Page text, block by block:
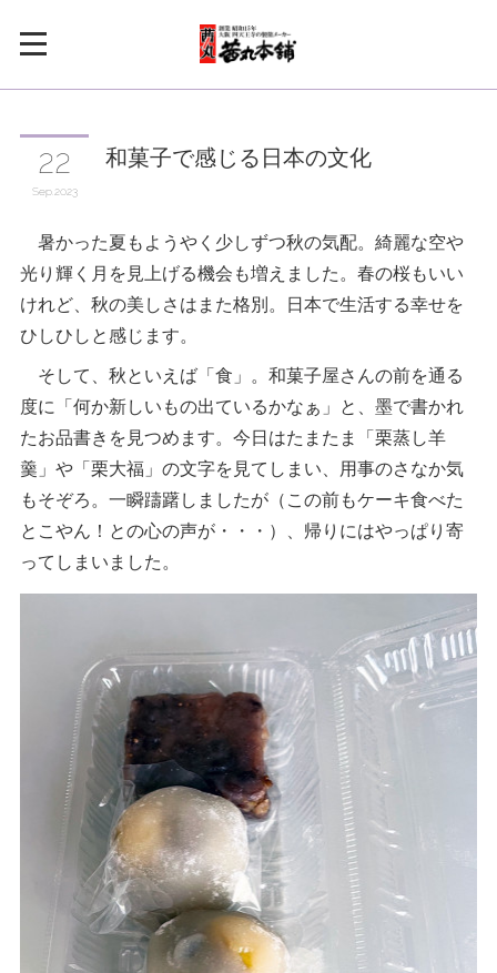
22
Sep 2023
和菓子で感じる日本の文化
暑かった夏もようやく少しずつ秋の気配。綺麗な空や
光り輝く月を見上げる機会も増えました。春の桜もいい
けれど、秋の美しさはまた格別。日本で生活する幸せを
ひしひしと感じます。
そして、秋といえば「食」。和菓子屋さんの前を通る
度に「何か新しいもの出ているかなぁ」と、墨で書かれ
たお品書きを見つめます。今日はたまたま「栗蒸し羊
羹」や「栗大福」の文字を見てしまい、用事のさなか気
もそぞろ。一瞬躊躇しましたが（この前もケーキ食べた
とこやん！との心の声が・・・）、帰りにはやっぱり寄
ってしまいました。